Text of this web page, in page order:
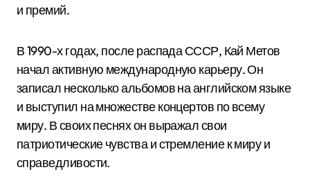
и премий.
В 1990-х годах, после распада СССР, Кай Метов
начал активную международную карьеру. Он
записал несколько альбомов на английском языке
и выступил на множестве концертов по всему
миру. В своих песнях он выражал свои
патриотические чувства и стремление к миру и
справедливости.